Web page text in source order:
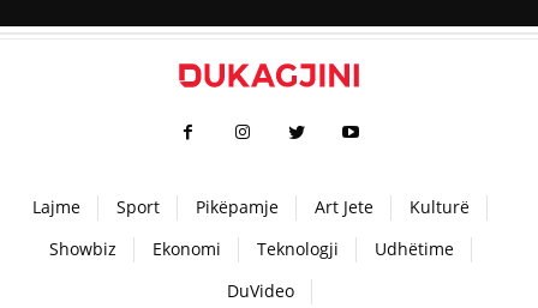
Lajme Sport Pikëpamje Art Jete
Kulturë
Showbiz
Ekonomi Teknologji
Udhëtime
DuVideo